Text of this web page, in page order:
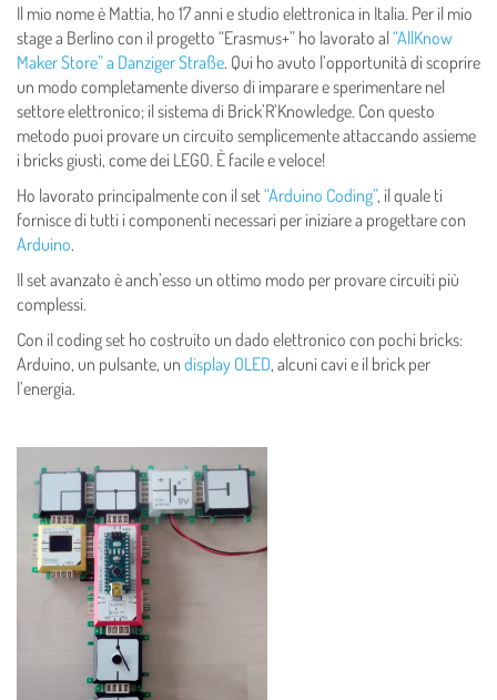
Il mio nome è Mattia, ho 17 anni e studio elettronica in Italia. Per il mio
stage a Berlino con il progetto “Erasmus+” ho lavorato al“AllKnow
Maker Store” a Danziger Straße. Qui ho avuto l’opportunità di scoprire
un modo completamente diverso di imparare e sperimentare nel
settore elettronico; il sistema di Brick’R’Knowledge. Con questo
metodo puoi provare un circuito semplicemente attaccando assieme
i bricks giusti, come dei LEGO. È facile e veloce!
Ho lavorato principalmente con il set“Arduino Coding”, il quale ti
fornisce di tutti i componenti necessari per iniziare a progettare con
Arduino.
Il set avanzato è anch’esso un ottimo modo per provare circuiti più
complessi.
Con il coding set ho costruito un dado elettronico con pochi bricks:
Arduino, un pulsante, un display OLED, alcuni cavi e il brick per
l’energia.